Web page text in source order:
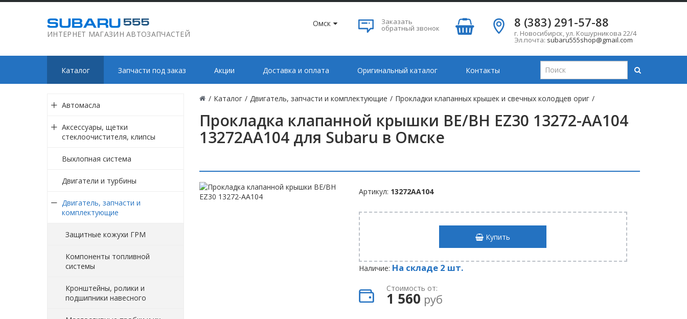
ИНТЕРНЕТ МАГАЗИН АВТОЗАПЧАСТЕЙ
Омск Заказать
обратный звонок 8 (383) 291-57-88
г. Новосибирск,ул. Кошурникова 22/4
Эл.почта: subaru555shop@gmail.com
Каталог Запчасти под заказ Акции Доставка и оплата Оригинальный каталог Контакты
/ Каталог / Двигатель, запчасти и комплектующие / Прокладки клапанных крышек и свечных колодцев ориг /
Прокладка клапанной крышки BE/BH EZ30 13272-AA104
13272AA104 для Subaru в Омске
Автомасла
Аксессуары, щетки
стеклоочистителя, клипсы
Выхлопная система
Двигатели и турбины
Двигатель, запчасти и
комплектующие
Защитные кожухи ГРМ
Компоненты топливной
системы
Кронштейны, ролики и
подшипники навесного
Артикул: 13272AA104
Купить
Наличие: На складе 2 шт.
Стоимость от:
1 560 руб